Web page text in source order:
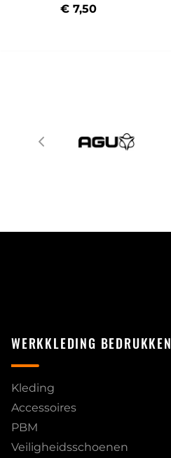
€ 7,50
WERKKLEDING BEDRUKKEN
Kleding
Accessoires
PBM
Veiligheidsschoenen